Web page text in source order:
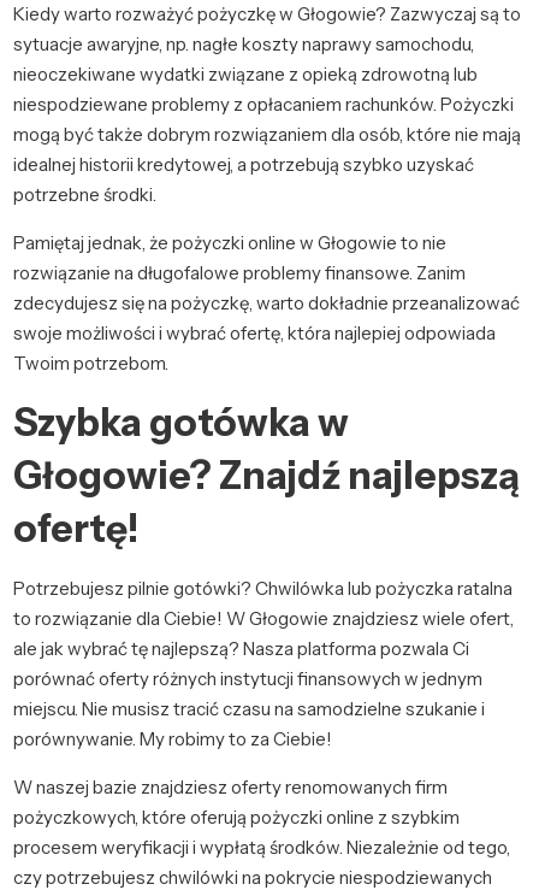
Kiedy warto rozważyć pożyczkę w Głogowie? Zazwyczaj są to
sytuacje awaryjne, np. nagłe koszty naprawy samochodu,
nieoczekiwane wydatki związane z opieką zdrowotną lub
niespodziewane problemy z opłacaniem rachunków. Pożyczki
mogą być także dobrym rozwiązaniem dla osób, które nie mają
idealnej historii kredytowej, a potrzebują szybko uzyskać
potrzebne środki.
Pamiętaj jednak, że pożyczki online w Głogowie to nie
rozwiązanie na długofalowe problemy finansowe. Zanim
zdecydujesz się na pożyczkę, warto dokładnie przeanalizować
swoje możliwości i wybrać ofertę, która najlepiej odpowiada
Twoim potrzebom.
Szybka gotówka w
Głogowie? Znajdź najlepszą
ofertę!
Potrzebujesz pilnie gotówki? Chwilówka lub pożyczka ratalna
to rozwiązanie dla Ciebie! W Głogowie znajdziesz wiele ofert,
ale jak wybrać tę najlepszą? Nasza platforma pozwala Ci
porównać oferty różnych instytucji finansowych w jednym
miejscu. Nie musisz tracić czasu na samodzielne szukanie i
porównywanie. My robimy to za Ciebie!
W naszej bazie znajdziesz oferty renomowanych firm
pożyczkowych, które oferują pożyczki online z szybkim
procesem weryfikacji i wypłatą środków. Niezależnie od tego,
czy potrzebujesz chwilówki na pokrycie niespodziewanych